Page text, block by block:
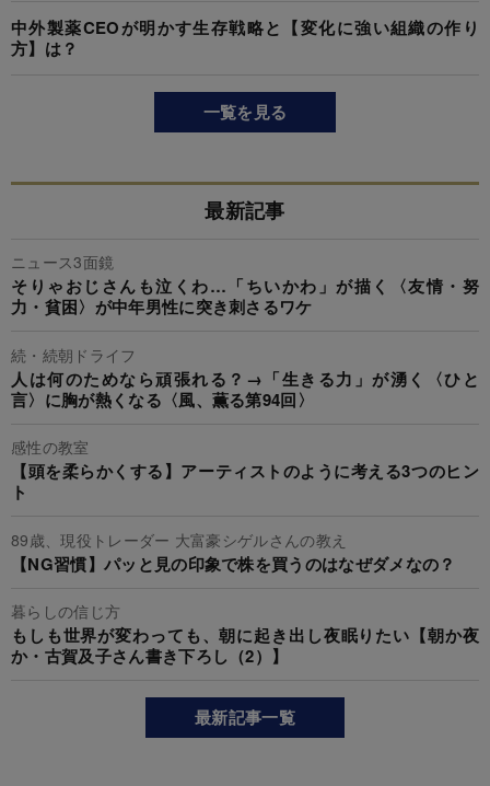
中外製薬CEOが明かす生存戦略と【変化に強い組織の作り
方】は？
一覧を見る
最新記事
ニュース3面鏡
そりゃおじさんも泣くわ…「ちいかわ」が描く〈友情・努
力・貧困〉が中年男性に突き刺さるワケ
続・続朝ドライフ
人は何のためなら頑張れる？→「生きる力」が湧く〈ひと
言〉に胸が熱くなる〈風、薫る第94回〉
感性の教室
【頭を柔らかくする】アーティストのように考える3つのヒン
ト
89歳、現役トレーダー 大富豪シゲルさんの教え
【NG習慣】パッと見の印象で株を買うのはなぜダメなの？
暮らしの信じ方
もしも世界が変わっても、朝に起き出し夜眠りたい【朝か夜
か・古賀及子さん書き下ろし（2）】
最新記事一覧